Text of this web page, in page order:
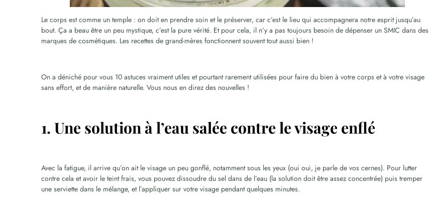
Le corps est comme un temple : on doit en prendre soin et le préserver, car c’est le lieu qui accompagnera notre esprit jusqu’au
bout. Ça a beau être un peu mystique, c’est la pure vérité. Et pour cela, il n’y a pas toujours besoin de dépenser un SMIC dans des
marques de cosmétiques. Les recettes de grand-mères fonctionnent souvent tout aussi bien !
On a déniché pour vous 10 astuces vraiment utiles et pourtant rarement utilisées pour faire du bien à votre corps et à votre visage
sans effort, et de manière naturelle. Vous nous en direz des nouvelles !
1. Une solution à l’eau salée contre le visage enflé
Avec la fatigue, il arrive qu’on ait le visage un peu gonflé, notamment sous les yeux (oui oui, je parle de vos cernes). Pour lutter
contre cela et avoir le teint frais, vous pouvez dissoudre du sel dans de l’eau (la solution doit être assez concentrée) puis tremper
une serviette dans le mélange, et l’appliquer sur votre visage pendant quelques minutes.